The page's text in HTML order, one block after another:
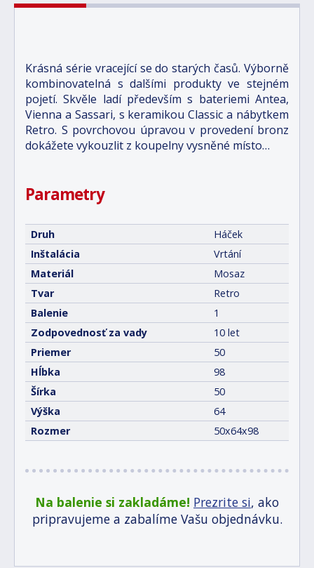
Krásná série vracející se do starých časů. Výborně
kombinovatelná s dalšími produkty ve stejném
pojetí. Skvěle ladí především s bateriemi Antea,
Vienna a Sassari, s keramikou Classic a nábytkem
Retro. S povrchovou úpravou v provedení bronz
dokážete vykouzlit z koupelny vysněné místo…
Parametry
Druh
Háček
Inštalácia
Vrtání
Materiál
Mosaz
Tvar
Retro
Balenie
1
Zodpovednosť za vady
10 let
Priemer
50
Hĺbka
98
Šírka
50
Výška
64
Rozmer
50x64x98
Na balenie si zakladáme! Prezrite si, ako
pripravujeme a zabalíme Vašu objednávku.